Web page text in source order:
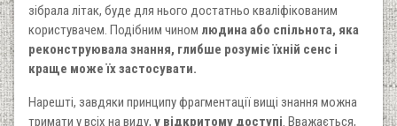
зібрала літак, буде для нього достатньо кваліфікованим
користувачем. Подібним чином людина або спільнота, яка
реконструювала знання, глибше розуміє їхній сенс і
краще може їх застосувати.
Нарешті, завдяки принципу фрагментації вищі знання можна
тримати у всіх на виду, у відкритому доступі . Вважається,